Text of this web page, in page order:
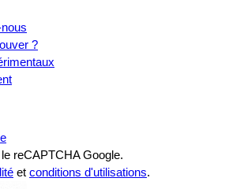
?
reCAPTCHA Google.
et conditions d'utilisations.